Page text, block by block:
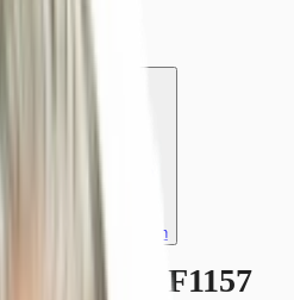
Exposé herunterladen
- F1157